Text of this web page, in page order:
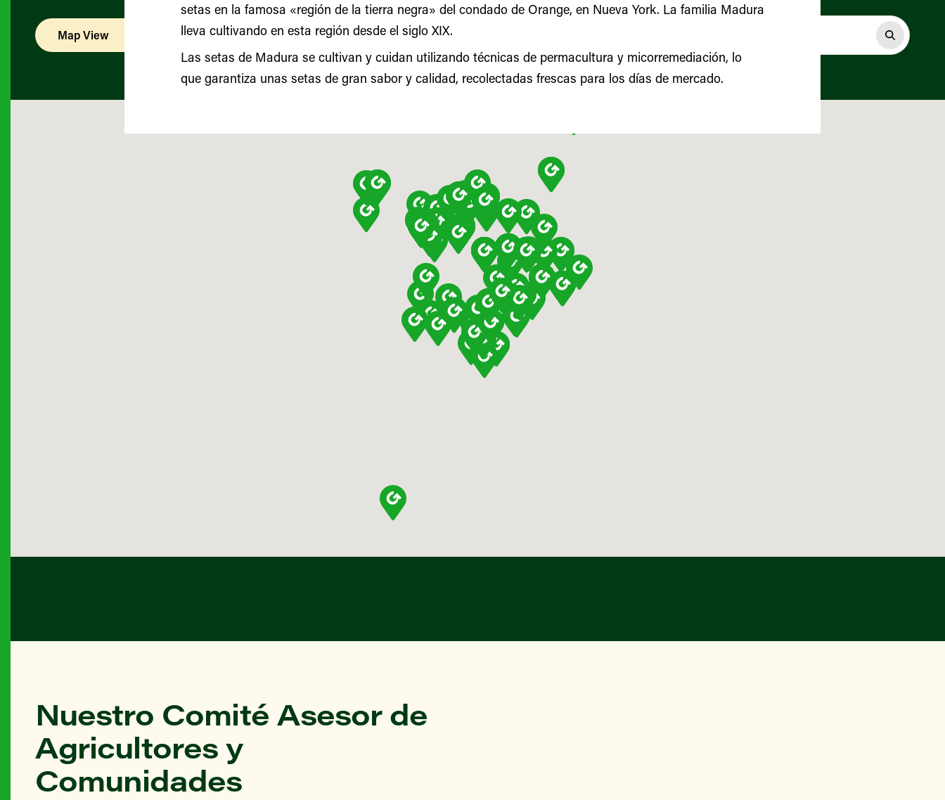
Map View List View
Nuestro Comité Asesor de
Agricultores y
Comunidades
setas en la famosa «región de la tierra negra» del condado de Orange, en Nueva York. La familia Madura
lleva cultivando en esta región desde el siglo XIX.
Las setas de Madura se cultivan y cuidan utilizando técnicas de permacultura y micorremediación, lo
que garantiza unas setas de gran sabor y calidad, recolectadas frescas para los días de mercado.